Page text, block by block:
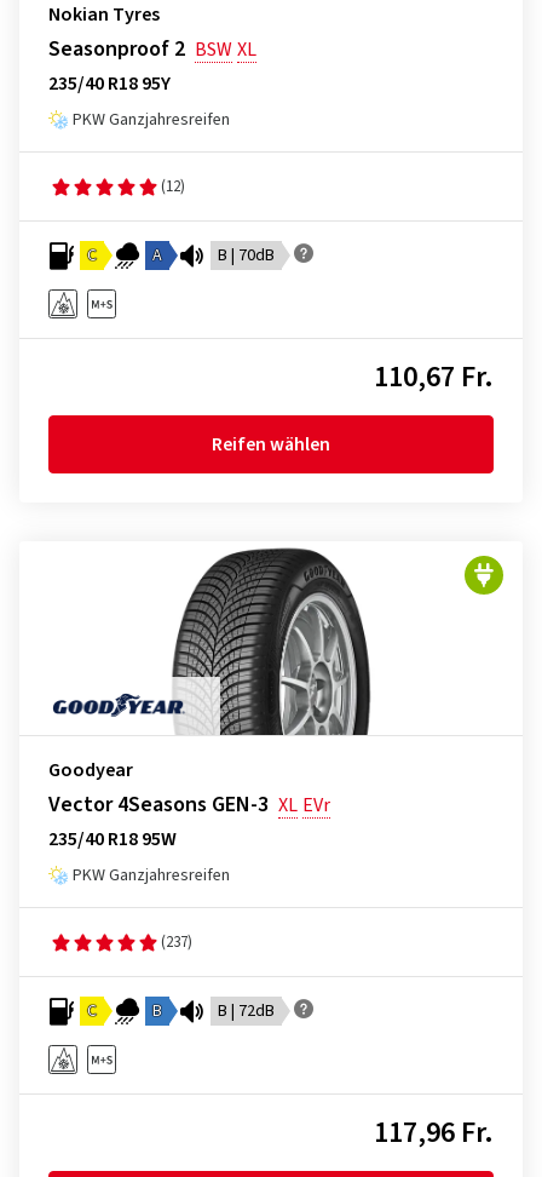
Nokian Tyres
Seasonproof 2 BSWXL
235/40 R18 95Y
PKW Ganzjahresreifen
(12)
C A B | 70dB
110,67 Fr.
Reifen wählen
Goodyear
Vector 4Seasons GEN-3 XL EVr
235/40 R18 95W
PKW Ganzjahresreifen
(237)
C B B | 72dB
117,96 Fr.